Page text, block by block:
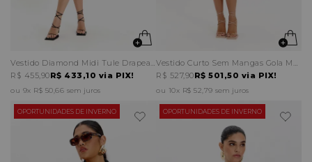
Vestido Diamond Midi Tule Drapeado
R$ 433,10 via PIX!
R$ 455,90
9x R$ 50,66 sem juros
Vestido Curto Sem Mangas Gola Martingale Cintura
R$ 501,50 via PIX!
R$ 527,90
10x R$ 52,79 sem juros
OPORTUNIDADES DE INVERNO OPORTUNIDADES DE INVERNO